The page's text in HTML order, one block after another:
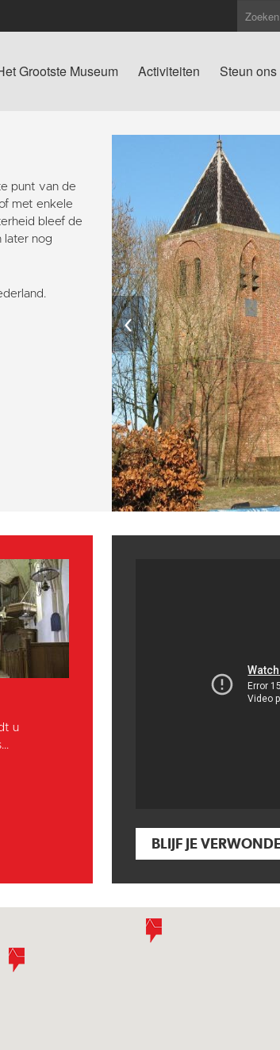
Grootste Museum Activiteiten Steun ons
punt van de
met enkele
bleef de
later nog
‹
u
BLIJF JE